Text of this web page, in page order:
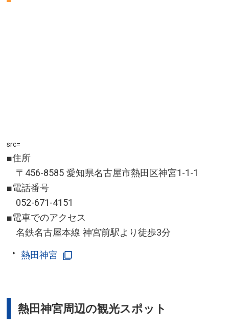
src=
■住所
〒456-8585 愛知県名古屋市熱田区神宮1-1-1
■電話番号
052-671-4151
■電車でのアクセス
名鉄名古屋本線 神宮前駅より徒歩3分
熱田神宮
熱田神宮周辺の観光スポット